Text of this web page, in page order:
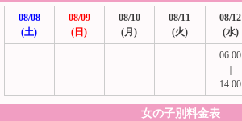
08/08
(土)
08/09
(日)
08/10
(月)
08/11
(火)
08/12
(水)
- - - -
06:00
14:00
女の子別料金表